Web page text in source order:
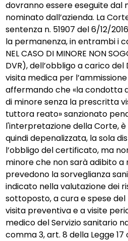
dovranno essere eseguite
nominato dall’azienda. La
sentenza n. 51907 del 6/12/
la permanenza, in entrambi i
NEL CASO DI MINORE NON
DVR), dell’obbligo a carico
visita medica per
affermando che «la condotta
di minore senza la prescritta
tuttora reato» sanzionato
l'interpretazione della Corte,
quindi depenalizzata, la sola
l’obbligo del certificato, ma
minore che non sarà adibito a
prevedono la sorveglianza
indicato nella valutazione dei
sottoposto, a cura e spese
visita preventiva e a visite
medico del Servizio sanitario
comma 3, art. 8 della Legge